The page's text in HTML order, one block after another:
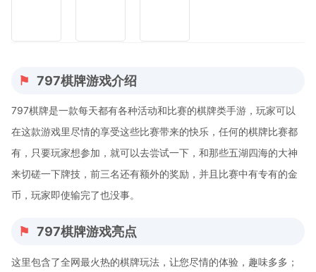
797棋牌游戏介绍
797棋牌是一款每天都有各种活动和比赛的棋牌类手游，玩家可以
在这款游戏里尽情的享受这些比赛带来的快乐，任何的棋牌比赛都
有，只要玩家想参加，就可以去尝试一下，和那些五湖四海的大神
来切磋一下牌技，前三名还有额外的奖励，并且比赛中有专有的金
币，玩家即使输完了也没事。
797棋牌游戏亮点
这里包含了全网最火热的棋牌玩法，让您尽情的体验，趣味多多；